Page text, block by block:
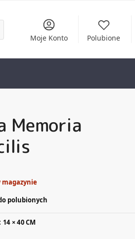
Moje Konto Polubione
Memoria
magazynie
polubionych
× 40 CM